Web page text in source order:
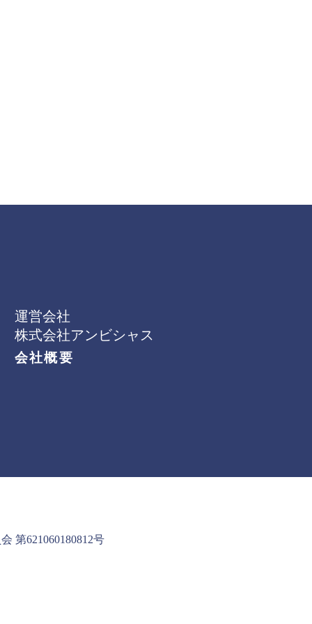
運営会社
株式会社アンビシャス
会社概要
第621060180812号